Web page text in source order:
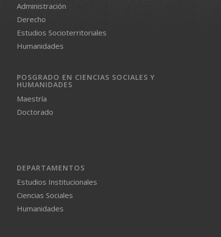
Administración
Derecho
Estudios Socioterritoriales
Humanidades
POSGRADO EN CIENCIAS SOCIALES Y
HUMANIDADES
Maestría
Doctorado
DEPARTAMENTOS
Estudios Institucionales
Ciencias Sociales
Humanidades